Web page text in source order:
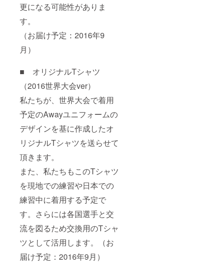
更になる可能性がありま
す。
（お届け予定：2016年9
月）
■ オリジナルTシャツ
（2016世界大会ver）
私たちが、世界大会で着用
予定のAwayユニフォームの
デザインを基に作成したオ
リジナルTシャツを送らせて
頂きます。
また、私たちもこのTシャツ
を現地での練習や日本での
練習中に着用する予定で
す。さらには各国選手と交
流を図るため交換用のTシャ
ツとして活用します。（お
届け予定：2016年9月）